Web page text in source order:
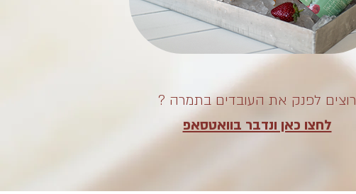
רוצים לפנק את העובדים בתמרה ?
לחצו כאן ונדבר בוואטסאפ